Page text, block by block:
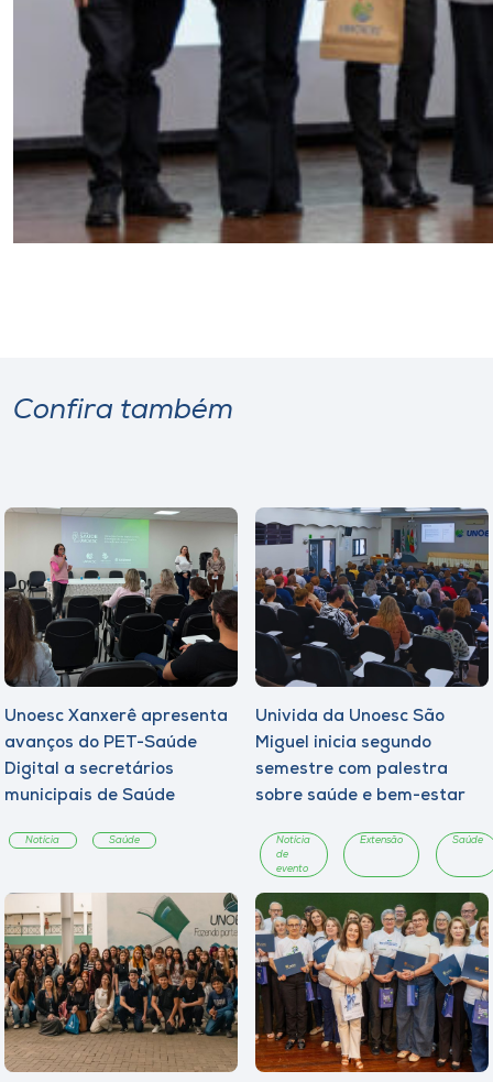
Confira também
Unoesc Xanxerê apresenta
avanços do PET-Saúde
Digital a secretários
municipais de Saúde
Notícia Saúde
Univida da Unoesc São
Miguel inicia segundo
semestre com palestra
sobre saúde e bem-estar
Notícia
de
evento
Extensão Saúde